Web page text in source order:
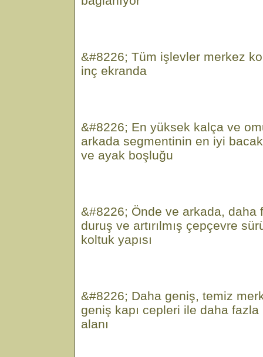
&#8226; Tüm işlevler merkez
inç ekranda
&#8226; En yüksek kalça ve
arkada segmentinin en iyi bacak
ve ayak boşluğu
&#8226; Önde ve arkada, daha
duruş ve artırılmış çepçevre
koltuk yapısı
&#8226; Daha geniş, temiz
geniş kapı cepleri ile daha
alanı